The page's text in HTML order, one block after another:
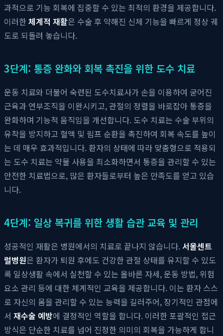
과적으로 기능 회복에 집중할 수 있는 최적의 환경을 제공합니다.
이러한 체계적 재활은 수술 후 약해진 신체 기능을 빠르게 정상 궤
도로 되돌려 놓습니다.
3단계: 통증 완화와 회복 촉진을 위한 도수 치료
운동 치료와 더불어 숙련된 도수치료사가 손을 이용하여 굳어진
근육과 연부조직을 이완시키고, 관절의 정렬을 바로잡아 통증을
완화하며 기능적 움직임을 개선합니다. 도수 치료는 수술 부위의
유착을 방지하고 혈액 및 림프 순환을 촉진하여 회복 속도를 높이
는 데 매우 효과적입니다. 환자의 상태에 따라 맞춤형으로 적용되
는 도수 치료는 약물 사용을 최소화하면서 통증을 관리할 수 있는
안전한 치료법으로, 많은 환자들로부터 높은 만족도를 얻고 있습
니다.
4단계: 일상 복귀를 위한 생활 습관 교육 및 관리
성공적인 재활은 병원에서의 치료로 끝나지 않습니다. 서울센트
럴병원은 환자가 퇴원 후에도 건강한 관절 상태를 유지할 수 있도
록 일상생활 속에서 실천할 수 있는 올바른 자세, 운동 방법, 위험
요소 관리 등에 대한 체계적인 교육을 제공합니다. 이는 환자 스스
로 자신의 몸을 관리할 수 있는 능력을 길러주어, 장기적인 관점에
서 재수술 예방에 결정적인 역할을 합니다. 이러한 포괄적인 접근
방식은 단순한 치료를 넘어 진정한 의미의 회복을 가능하게 합니